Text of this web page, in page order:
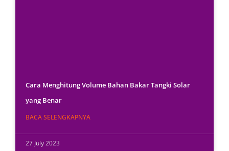
Cara Menghitung Volume Bahan Bakar Tangki Solar
yang Benar
BACA SELENGKAPNYA
27 July 2023